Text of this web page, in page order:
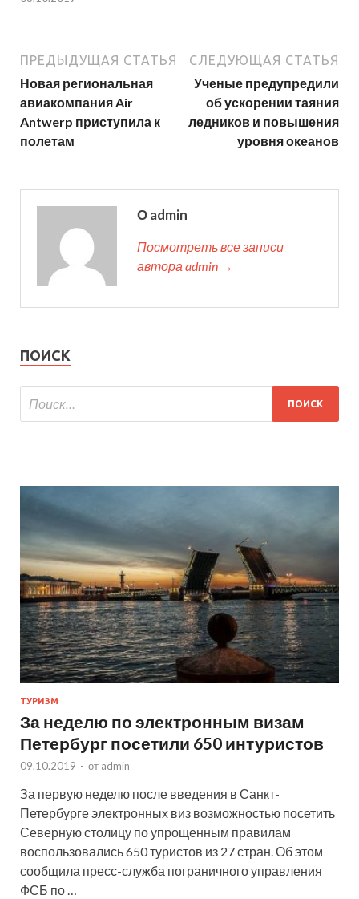
ПРЕДЫДУЩАЯ СТАТЬЯ
Новая региональная
авиакомпания Air
Antwerp приступила к
полетам
СЛЕДУЮЩАЯ СТАТЬЯ
Ученые предупредили
об ускорении таяния
ледников и повышения
уровня океанов
О admin
Посмотреть все записи
автора admin →
ПОИСК
ТУРИЗМ
За неделю по электронным визам
Петербург посетили 650 интуристов
09.10.2019 - от admin
За первую неделю после введения в Санкт-
Петербурге электронных виз возможностью посетить
Северную столицу по упрощенным правилам
воспользовались 650 туристов из 27 стран. Об этом
сообщила пресс-служба пограничного управления
ФСБ по …